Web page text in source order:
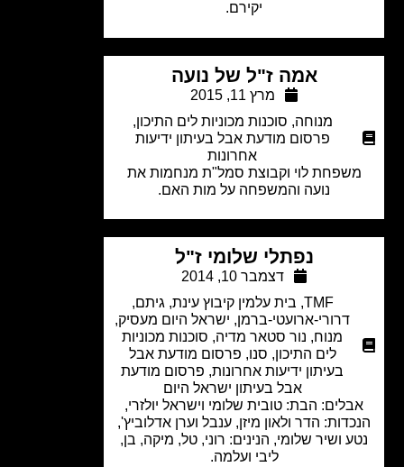
אמה ז"ל של נועה
מרץ 11, 2015
סוכנות מכוניות לים התיכון,
פרסום מודעת אבל בעיתון ידיעות
אחרונות
לוי וקבוצת סמל"ת מנחמות את
נועה והמשפחה על מות האם.
נפתלי שלומי ז"ל
דצמבר 10, 2014
בית עלמין קיבוץ עינת,גיתם,
דרורי-ארועטי-ברמן,ישראל היום מעסיק,
מנוח
נור סטאר מדיה,סוכנות מכוניות
לים התיכון, סנו,פרסום מודעת אבל
בעיתון ידיעות אחרונות,פרסום מודעת
אבל בעיתון ישראל היום
הבת: טובית שלומי וישראל יולזרי,
הדר ולאון מיזן, ענבל וערן אדלוביץ',
ושיר שלומי, הנינים: רוני, טל, מיקה, בן,
ליבי ועלמה.